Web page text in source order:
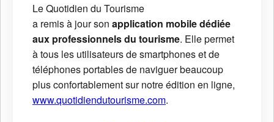
Le Quotidien du Tourisme
a remis à jour son application mobile dédiée
aux professionnels du tourisme. Elle permet
à tous les utilisateurs de smartphones et de
téléphones portables de naviguer beaucoup
plus confortablement sur notre édition en ligne,
www.quotidiendutourisme.com.